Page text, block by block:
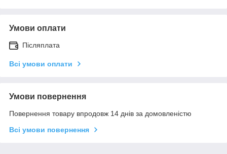
Умови оплати
Післяплата
Всі умови оплати
Умови повернення
Повернення товару впродовж 14 днів за домовленістю
Всі умови повернення